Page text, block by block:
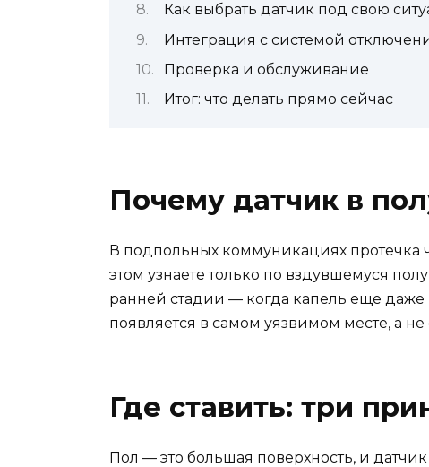
Как выбрать датчик под свою
Интеграция с системой
Проверка и обслуживание
Итог: что делать прямо сейчас
Почему датчик в
В подпольных коммуникациях протечка
этом узнаете только по вздувшемуся
ранней стадии — когда капель еще даже
появляется в самом уязвимом месте, а
Где ставить: три
Пол — это большая поверхность, и